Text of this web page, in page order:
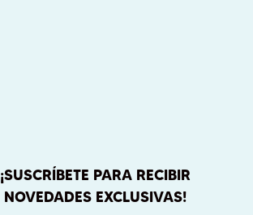
¡SUSCRÍBETE PARA RECIBIR
NOVEDADES EXCLUSIVAS!